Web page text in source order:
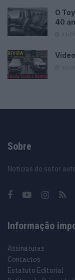
O
40
Sobre
Noticias do setor
Informação
Assinaturas
Contactos
Estatuto Editorial